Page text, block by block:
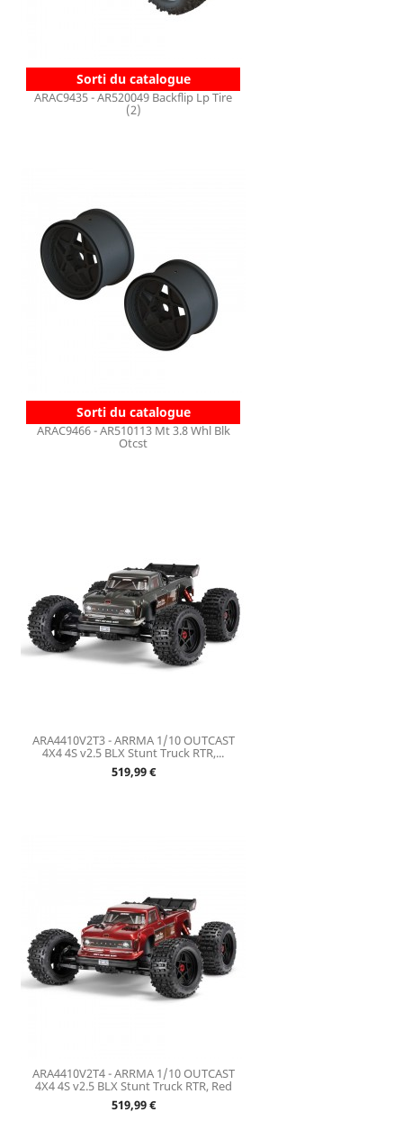
Sorti du catalogue
ARAC9435 - AR520049 Backflip Lp Tire
(2)
Sorti du catalogue
ARAC9466 - AR510113 Mt 3.8 Whl Blk
Otcst
ARA4410V2T3 - ARRMA 1/10 OUTCAST
4X4 4S v2.5 BLX Stunt Truck RTR,...
Prix
519,99 €
ARA4410V2T4 - ARRMA 1/10 OUTCAST
4X4 4S v2.5 BLX Stunt Truck RTR, Red
Prix
519,99 €